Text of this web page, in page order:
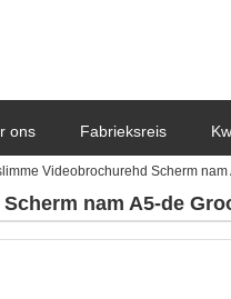
ons Fabrieksreis
Videobrochurehd Scherm
nam A5-de